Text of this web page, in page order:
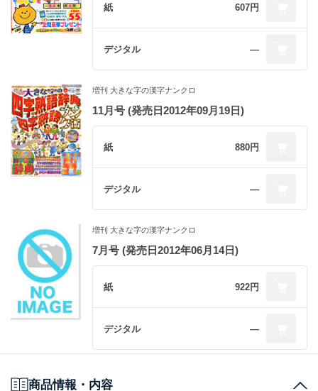
紙 607円
デジタル ―
増刊 大きな字の漢字ナンクロ
11月号 (発売日2012年09月19日)
紙 880円
デジタル ―
増刊 大きな字の漢字ナンクロ
7月号 (発売日2012年06月14日)
紙 922円
デジタル ―
商品情報・内容